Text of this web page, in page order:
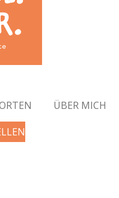
ÜBER MICH